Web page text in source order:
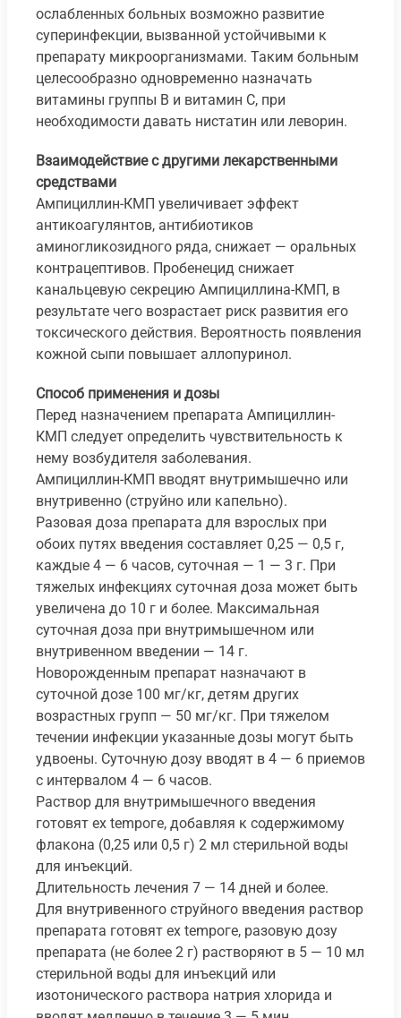
ослабленных больных возможно развитие
суперинфекции, вызванной устойчивыми к
препарату микроорганизмами. Таким больным
целесообразно одновременно назначать
витамины группы В и витамин С, при
необходимости давать нистатин или леворин.
Взаимодействие с другими лекарственными
средствами
Ампициллин-КМП увеличивает эффект
антикоагулянтов, антибиотиков
аминогликозидного ряда, снижает — оральных
контрацептивов. Пробенецид снижает
канальцевую секрецию Ампициллина-КМП, в
результате чего возрастает риск развития его
токсического действия. Вероятность появления
кожной сыпи повышает аллопуринол.
Способ применения и дозы
Перед назначением препарата Ампициллин-
КМП следует определить чувствительность к
нему возбудителя заболевания.
Ампициллин-КМП вводят внутримышечно или
внутривенно (струйно или капельно).
Разовая доза препарата для взрослых при
обоих путях введения составляет 0,25 — 0,5 г,
каждые 4 — 6 часов, суточная — 1 — 3 г. При
тяжелых инфекциях суточная доза может быть
увеличена до 10 г и более. Максимальная
суточная доза при внутримышечном или
внутривенном введении — 14 г.
Новорожденным препарат назначают в
суточной дозе 100 мг/кг, детям других
возрастных групп — 50 мг/кг. При тяжелом
течении инфекции указанные дозы могут быть
удвоены. Суточную дозу вводят в 4 — 6 приемов
с интервалом 4 — 6 часов.
Раствор для внутримышечного введения
готовят ех temроге, добавляя к содержимому
флакона (0,25 или 0,5 г) 2 мл стерильной воды
для инъекций.
Длительность лечения 7 — 14 дней и более.
Для внутривенного струйного введения раствор
препарата готовят ех temроге, разовую дозу
препарата (не более 2 г) растворяют в 5 — 10 мл
стерильной воды для инъекций или
изотонического раствора натрия хлорида и